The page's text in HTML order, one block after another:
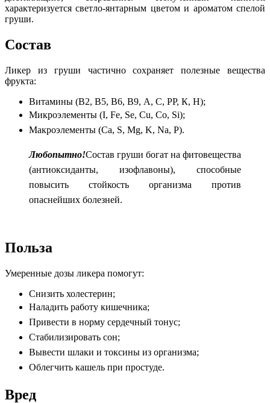
характеризуется светло-янтарным цветом и ароматом спелой
груши.
Состав
Ликер из груши частично сохраняет полезные вещества
фрукта:
Витамины (В2, В5, В6, В9, А, С, РР, К, Н);
Микроэлементы (I, Fe, Se, Cu, Co, Si);
Макроэлементы (Ca, S, Mg, K, Na, P).
Любопытно!Состав груши богат на фитовещества
(антиоксиданты, изофлавоны), способные
повысить стойкость организма против
опаснейших болезней.
Польза
Умеренные дозы ликера помогут:
Снизить холестерин;
Наладить работу кишечника;
Привести в норму сердечный тонус;
Стабилизировать сон;
Вывести шлаки и токсины из организма;
Облегчить кашель при простуде.
Вред